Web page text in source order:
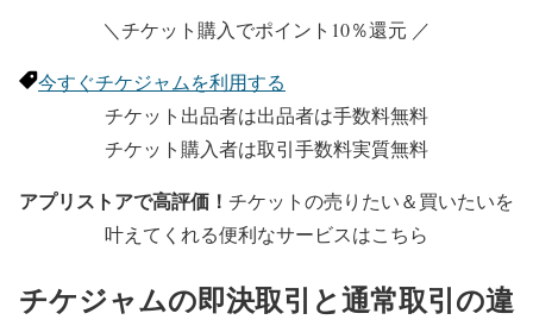
＼チケット購入でポイント10％還元 ／
今すぐチケジャムを利用する
チケット出品者は出品者は手数料無料
チケット購入者は取引手数料実質無料
アプリストアで高評価！ チケットの売りたい＆買いたいを
叶えてくれる便利なサービスはこちら
チケジャムの即決取引と通常取引の違